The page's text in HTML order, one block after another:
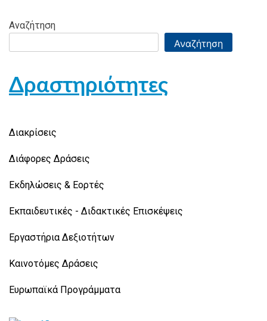
Αναζήτηση
Αναζήτηση
Δραστηριότητες
Διακρίσεις
Διάφορες Δράσεις
Εκδηλώσεις & Εορτές
Εκπαιδευτικές - Διδακτικές Επισκέψεις
Εργαστήρια Δεξιοτήτων
Καινοτόμες Δράσεις
Ευρωπαϊκά Προγράμματα